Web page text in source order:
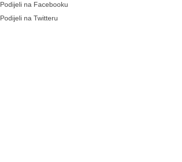
Podijeli na Facebooku
Podijeli na Twitteru